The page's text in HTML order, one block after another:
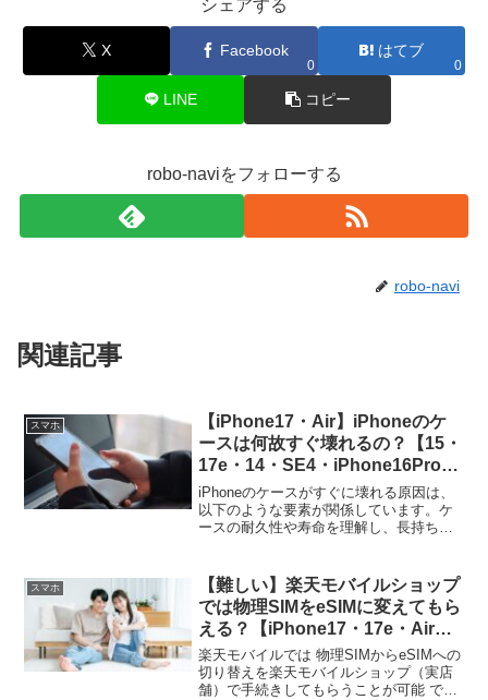
シェアする
X Facebook
0
はてブ
0
LINE コピー
robo-naviをフォローする
robo-navi
関連記事
スマホ
【iPhone17・Air】iPhoneのケ
ースは何故すぐ壊れるの？【15・
17e・14・SE4・iPhone16Pro・
ProMAX・Plus】
iPhoneのケースがすぐに壊れる原因は、
以下のような要素が関係しています。ケ
ースの耐久性や寿命を理解し、長持ちさ
ケースには、プラスチックやシリコンな
どの安価な...
スマホ
【難しい】楽天モバイルショップ
では物理SIMをeSIMに変えてもら
える？【iPhone17・17e・Air・
Android・スマホ】
楽天モバイルでは 物理SIMからeSIMへの
切り替えを楽天モバイルショップ（実店
舗）で手続きしてもらうことが可能 で